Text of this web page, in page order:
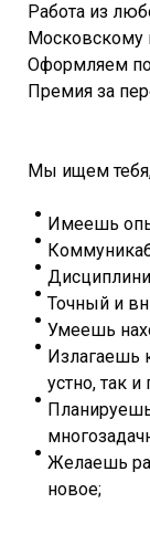
Работа из
Московскому
Оформляем
Премия за
Мы ищем
Имеешь
Точный и
Умеешь
Излагаешь
устно, так
Желаешь
новое;